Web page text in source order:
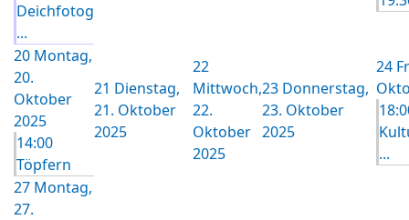
Deichfotog
...
20 Montag,
20.
Oktober
2025
14:00
Töpfern
21 Dienstag,
21. Oktober
2025
22
Mittwoch,
22.
Oktober
2025
23 Donnerstag,
23. Oktober
2025
24
...
27 Montag,
27.